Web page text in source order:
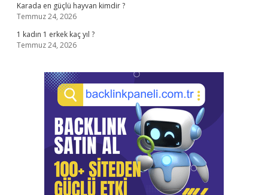
Karada en güçlü hayvan kimdir ?
Temmuz 24, 2026
1 kadın 1 erkek kaç yıl ?
Temmuz 24, 2026